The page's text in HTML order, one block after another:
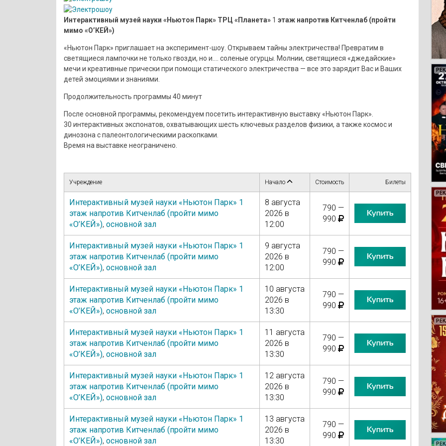
Интерактивный музей науки «Ньютон Парк» ТРЦ «Планета» 1 этаж напротив Китченлаб (пройти
мимо «О’КЕЙ»)
«Ньютон Парк» приглашает на эксперимент-шоу. Открываем тайны электричества! Превратим в
светящиеся лампочки не только гвозди, но и.… соленые огурцы. Молнии, светящиеся «джедайские»
мечи и креативные прически при помощи статического электричества — все это зарядит Вас и Ваших
детей эмоциями и знаниями.
Продолжительность программы 40 минут
После основной программы, рекомендуем посетить интерактивную выставку «Ньютон Парк».
30 интерактивных экспонатов, охватывающих шесть ключевых разделов физики, а также космос и
динозона с палеонтологическими раскопками.
Время на выставке неограничено.
Учреждение Начало Стоимость Билеты
Интерактивный музей науки «Ньютон Парк» 1
этаж напротив Китченлаб (пройти мимо
«О’КЕЙ»), основной зал
8 августа
2026 в
12:00
790 —
990
Купить
Интерактивный музей науки «Ньютон Парк» 1
этаж напротив Китченлаб (пройти мимо
«О’КЕЙ»), основной зал
9 августа
2026 в
12:00
790 —
990
Купить
Интерактивный музей науки «Ньютон Парк» 1
этаж напротив Китченлаб (пройти мимо
«О’КЕЙ»), основной зал
10 августа
2026 в
13:30
790 —
990
Купить
Интерактивный музей науки «Ньютон Парк» 1
этаж напротив Китченлаб (пройти мимо
«О’КЕЙ»), основной зал
11 августа
2026 в
13:30
790 —
990
Купить
Интерактивный музей науки «Ньютон Парк» 1
этаж напротив Китченлаб (пройти мимо
«О’КЕЙ»), основной зал
12 августа
2026 в
13:30
790 —
990
Купить
Интерактивный музей науки «Ньютон Парк» 1
этаж напротив Китченлаб (пройти мимо
«О’КЕЙ»), основной зал
13 августа
2026 в
13:30
790 —
990
Купить